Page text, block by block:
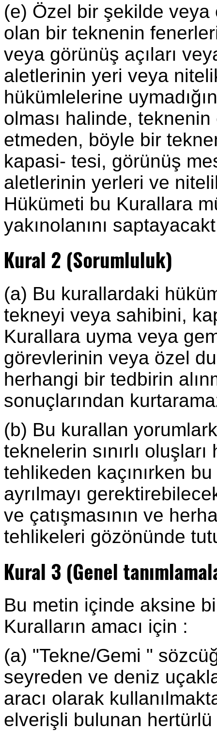
(e) Özel bir şekilde
olan bir teknenin
veya görünüş açıları
aletlerinin yeri veya
hükümlelerine
olması halinde,
etmeden, böyle bir
kapasi- tesi, görünüş
aletlerinin yerleri ve
Hükümeti bu Kurallara
yakınolanını
Kural 2 (Sorumluluk)
(a) Bu kurallardaki
tekneyi veya sahibini,
Kurallara uyma veya
görevlerinin veya özel
herhangi bir tedbirin
sonuçlarından
(b) Bu kurallan
teknelerin sınırlı
tehlikeden kaçınırken
ayrılmayı
ve çatışmasının ve
tehlikeleri gözönünde
Kural 3 (Genel
Bu metin içinde aksine
Kuralların amacı için :
(a) "Tekne/Gemi "
seyreden ve deniz
aracı olarak
elverişli bulunan hertürlü